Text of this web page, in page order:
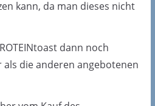
kann, da man dieses nicht
dann noch
die anderen angebotenen